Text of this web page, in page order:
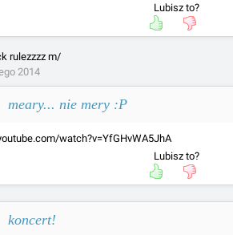
Lubisz to?
rulezzzz m/
2014
meary... nie mery :P
watch?v=YfGHvWA5JhA
Lubisz to?
koncert!